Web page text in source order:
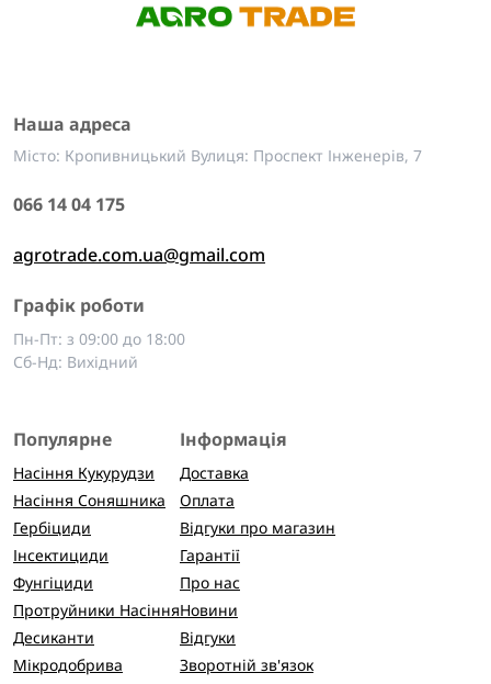
Наша адреса
Місто: Кропивницький Вулиця: Проспект Інженерів, 7
066 14 04 175
agrotrade.com.ua@gmail.com
Графік роботи
Пн-Пт: з 09:00 до 18:00
Сб-Нд: Вихідний
Популярне
Насіння Кукурудзи
Насіння Соняшника
Гербіциди
Інсектициди
Фунгіциди
Протруйники Насіння
Десиканти
Мікродобрива
Інформація
Доставка
Оплата
Відгуки про магазин
Гарантії
Про нас
Новини
Відгуки
Зворотній зв'язок